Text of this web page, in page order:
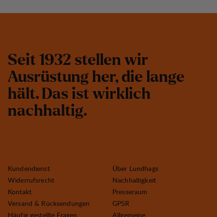
Seit 1932 stellen wir
Ausrüstung her, die lange
hält. Das ist wirklich
nachhaltig.
Kundendienst
Widerrufsrecht
Kontakt
Versand & Rücksendungen
Häufig gestellte Fragen
Über Lundhags
Nachhaltigkeit
Presseraum
GPSR
Allgemeine